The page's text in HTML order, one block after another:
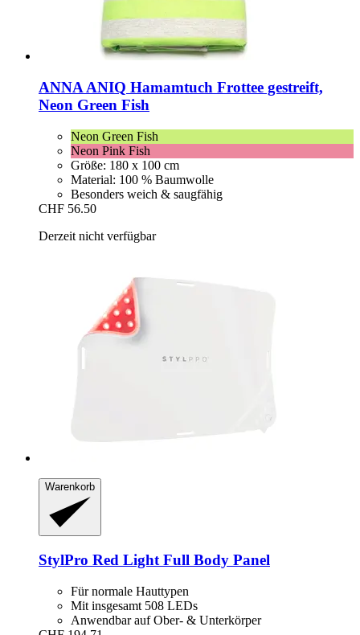
ANNA ANIQ Hamamtuch Frottee gestreift,
Neon Green Fish
Neon Green Fish
Neon Pink Fish
Größe: 180 x 100 cm
Material: 100 % Baumwolle
Besonders weich & saugfähig
CHF 56.50
Derzeit nicht verfügbar
Warenkorb
StylPro Red Light Full Body Panel
Für normale Hauttypen
Mit insgesamt 508 LEDs
Anwendbar auf Ober- & Unterkörper